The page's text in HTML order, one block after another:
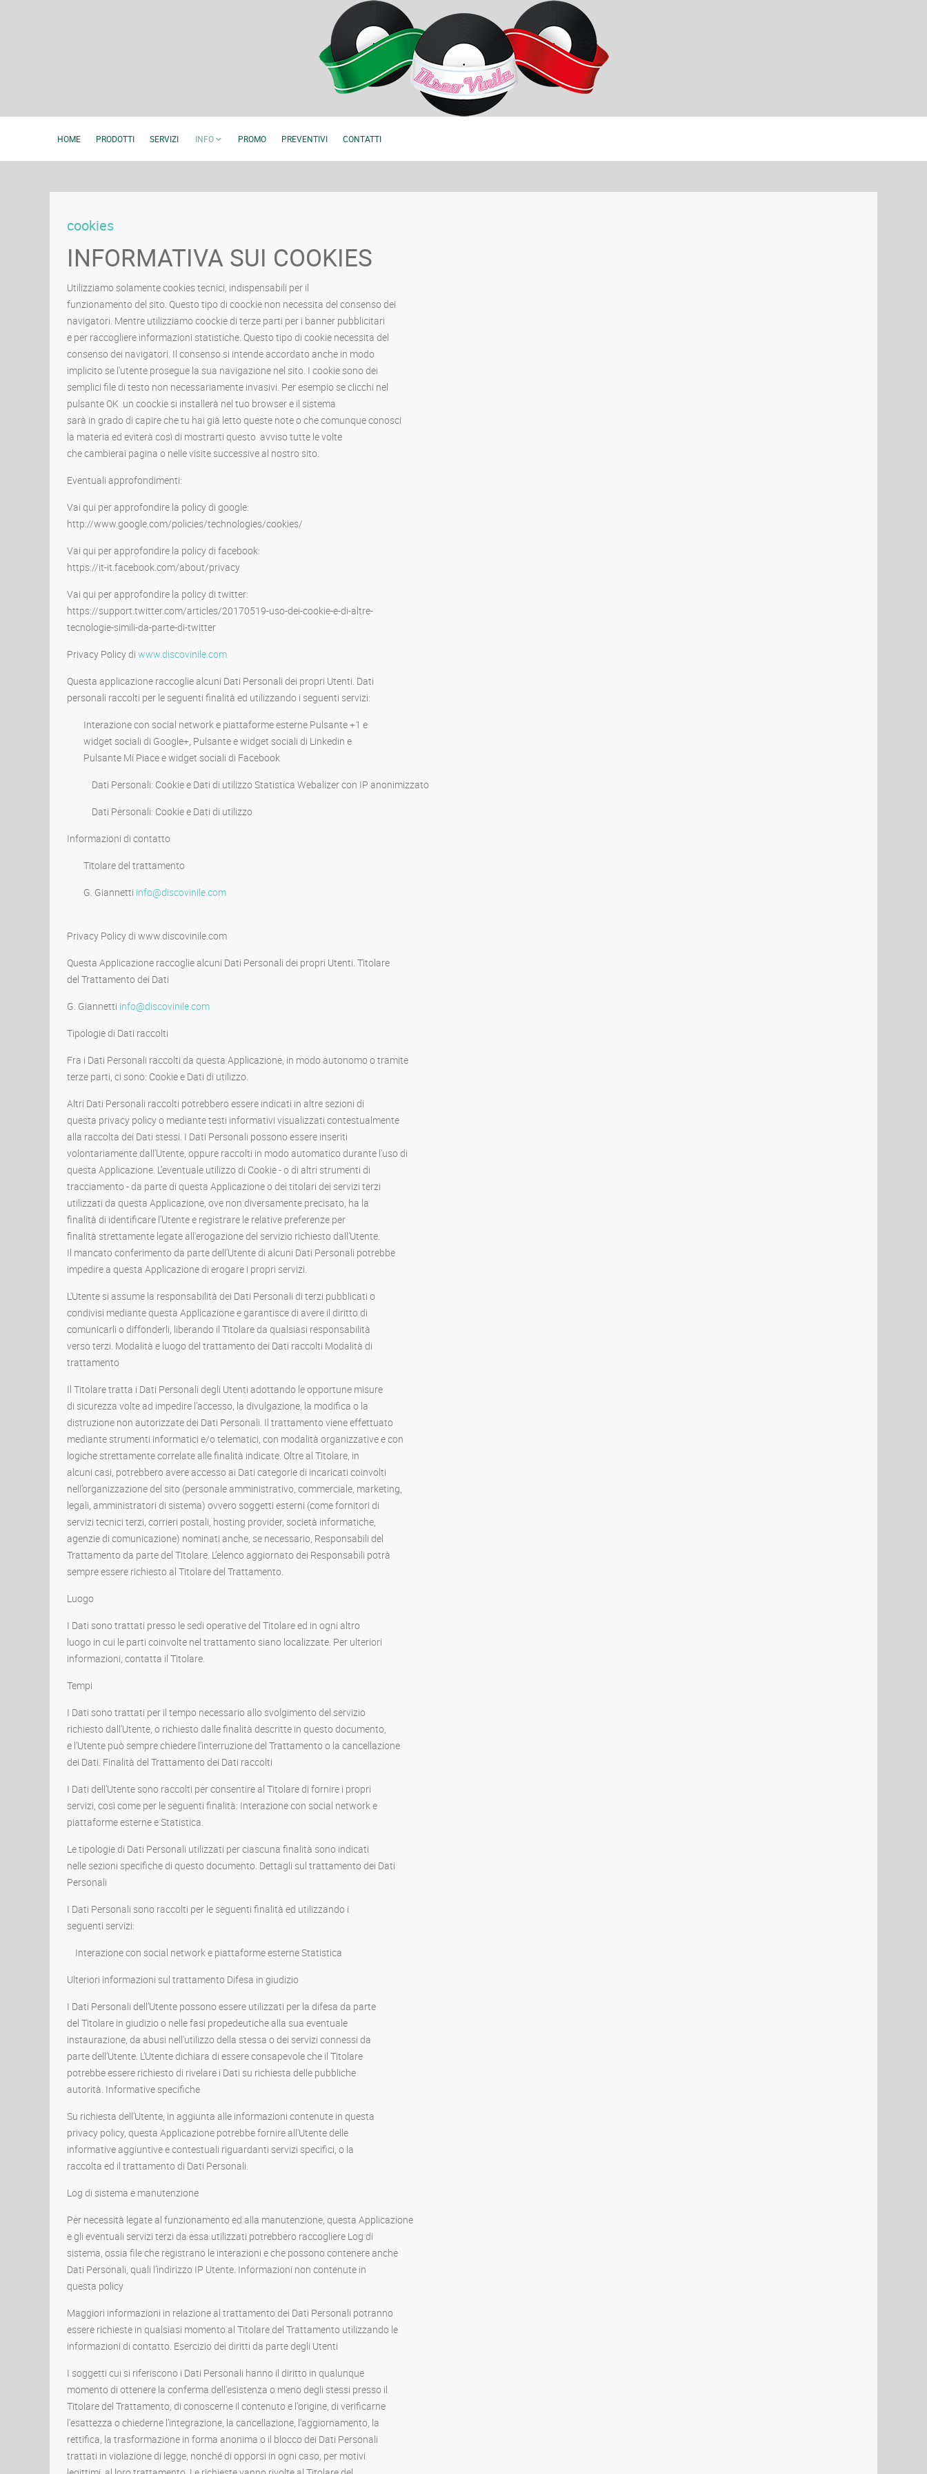
HOME PRODOTTI SERVIZI INFO PROMO PREVENTIVI CONTATTI
cookies
INFORMATIVA SUI COOKIES
Utilizziamo solamente cookies tecnici, indispensabili per il
funzionamento del sito. Questo tipo di coockie non necessita del consenso dei
navigatori. Mentre utilizziamo coockie di terze parti per i banner pubblicitari
e per raccogliere informazioni statistiche. Questo tipo di cookie necessita del
consenso dei navigatori. Il consenso si intende accordato anche in modo
implicito se l'utente prosegue la sua navigazione nel sito. I cookie sono dei
semplici file di testo non necessariamente invasivi. Per esempio se clicchi nel
pulsante OK un coockie si installerà nel tuo browser e il sistema
sarà in grado di capire che tu hai già letto queste note o che comunque conosci
la materia ed eviterà così di mostrarti questo avviso tutte le volte
che cambierai pagina o nelle visite successive al nostro sito.
Eventuali approfondimenti:
Vai qui per approfondire la policy di google:
http://www.google.com/policies/technologies/cookies/
Vai qui per approfondire la policy di facebook:
https://it-it.facebook.com/about/privacy
Vai qui per approfondire la policy di twitter:
https://support.twitter.com/articles/20170519-uso-dei-cookie-e-di-altre-
tecnologie-simili-da-parte-di-twitter
Privacy Policy di www.discovinile.com
Questa applicazione raccoglie alcuni Dati Personali dei propri Utenti. Dati
personali raccolti per le seguenti finalità ed utilizzando i seguenti servizi:
Interazione con social network e piattaforme esterne Pulsante +1 e
widget sociali di Google+, Pulsante e widget sociali di Linkedin e
Pulsante Mi Piace e widget sociali di Facebook
Dati Personali: Cookie e Dati di utilizzo Statistica Webalizer con IP anonimizzato
Dati Personali: Cookie e Dati di utilizzo
Informazioni di contatto
Titolare del trattamento
G. Giannetti info@discovinile.com
Privacy Policy di www.discovinile.com
Questa Applicazione raccoglie alcuni Dati Personali dei propri Utenti. Titolare
del Trattamento dei Dati
G. Giannetti info@discovinile.com
Tipologie di Dati raccolti
Fra i Dati Personali raccolti da questa Applicazione, in modo autonomo o tramite
terze parti, ci sono: Cookie e Dati di utilizzo.
Altri Dati Personali raccolti potrebbero essere indicati in altre sezioni di
questa privacy policy o mediante testi informativi visualizzati contestualmente
alla raccolta dei Dati stessi. I Dati Personali possono essere inseriti
volontariamente dall’Utente, oppure raccolti in modo automatico durante l'uso di
questa Applicazione. L’eventuale utilizzo di Cookie - o di altri strumenti di
tracciamento - da parte di questa Applicazione o dei titolari dei servizi terzi
utilizzati da questa Applicazione, ove non diversamente precisato, ha la
finalità di identificare l’Utente e registrare le relative preferenze per
finalità strettamente legate all'erogazione del servizio richiesto dall’Utente.
Il mancato conferimento da parte dell’Utente di alcuni Dati Personali potrebbe
impedire a questa Applicazione di erogare i propri servizi.
L'Utente si assume la responsabilità dei Dati Personali di terzi pubblicati o
condivisi mediante questa Applicazione e garantisce di avere il diritto di
comunicarli o diffonderli, liberando il Titolare da qualsiasi responsabilità
verso terzi. Modalità e luogo del trattamento dei Dati raccolti Modalità di
trattamento
Il Titolare tratta i Dati Personali degli Utenti adottando le opportune misure
di sicurezza volte ad impedire l’accesso, la divulgazione, la modifica o la
distruzione non autorizzate dei Dati Personali. Il trattamento viene effettuato
mediante strumenti informatici e/o telematici, con modalità organizzative e con
logiche strettamente correlate alle finalità indicate. Oltre al Titolare, in
alcuni casi, potrebbero avere accesso ai Dati categorie di incaricati coinvolti
nell’organizzazione del sito (personale amministrativo, commerciale, marketing,
legali, amministratori di sistema) ovvero soggetti esterni (come fornitori di
servizi tecnici terzi, corrieri postali, hosting provider, società informatiche,
agenzie di comunicazione) nominati anche, se necessario, Responsabili del
Trattamento da parte del Titolare. L’elenco aggiornato dei Responsabili potrà
sempre essere richiesto al Titolare del Trattamento.
Luogo
I Dati sono trattati presso le sedi operative del Titolare ed in ogni altro
luogo in cui le parti coinvolte nel trattamento siano localizzate. Per ulteriori
informazioni, contatta il Titolare.
Tempi
I Dati sono trattati per il tempo necessario allo svolgimento del servizio
richiesto dall’Utente, o richiesto dalle finalità descritte in questo documento,
e l’Utente può sempre chiedere l’interruzione del Trattamento o la cancellazione
dei Dati. Finalità del Trattamento dei Dati raccolti
I Dati dell’Utente sono raccolti per consentire al Titolare di fornire i propri
servizi, così come per le seguenti finalità: Interazione con social network e
piattaforme esterne e Statistica.
Le tipologie di Dati Personali utilizzati per ciascuna finalità sono indicati
nelle sezioni specifiche di questo documento. Dettagli sul trattamento dei Dati
Personali
I Dati Personali sono raccolti per le seguenti finalità ed utilizzando i
seguenti servizi:
Interazione con social network e piattaforme esterne Statistica
Ulteriori informazioni sul trattamento Difesa in giudizio
I Dati Personali dell’Utente possono essere utilizzati per la difesa da parte
del Titolare in giudizio o nelle fasi propedeutiche alla sua eventuale
instaurazione, da abusi nell'utilizzo della stessa o dei servizi connessi da
parte dell’Utente. L’Utente dichiara di essere consapevole che il Titolare
potrebbe essere richiesto di rivelare i Dati su richiesta delle pubbliche
autorità. Informative specifiche
Su richiesta dell’Utente, in aggiunta alle informazioni contenute in questa
privacy policy, questa Applicazione potrebbe fornire all'Utente delle
informative aggiuntive e contestuali riguardanti servizi specifici, o la
raccolta ed il trattamento di Dati Personali.
Log di sistema e manutenzione
Per necessità legate al funzionamento ed alla manutenzione, questa Applicazione
e gli eventuali servizi terzi da essa utilizzati potrebbero raccogliere Log di
sistema, ossia file che registrano le interazioni e che possono contenere anche
Dati Personali, quali l’indirizzo IP Utente. Informazioni non contenute in
questa policy
Maggiori informazioni in relazione al trattamento dei Dati Personali potranno
essere richieste in qualsiasi momento al Titolare del Trattamento utilizzando le
informazioni di contatto. Esercizio dei diritti da parte degli Utenti
I soggetti cui si riferiscono i Dati Personali hanno il diritto in qualunque
momento di ottenere la conferma dell'esistenza o meno degli stessi presso il
Titolare del Trattamento, di conoscerne il contenuto e l'origine, di verificarne
l'esattezza o chiederne l’integrazione, la cancellazione, l'aggiornamento, la
rettifica, la trasformazione in forma anonima o il blocco dei Dati Personali
trattati in violazione di legge, nonché di opporsi in ogni caso, per motivi